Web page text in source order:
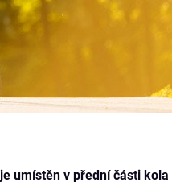
je umístěn v přední části kola